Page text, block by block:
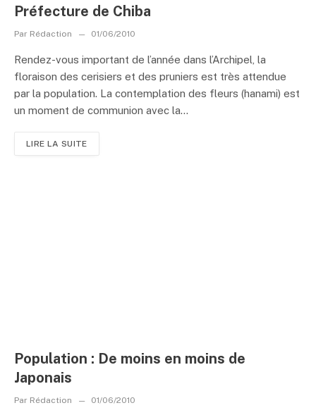
Préfecture de Chiba
Par Rédaction 01/06/2010
Rendez-vous important de l’année dans l’Archipel, la
floraison des cerisiers et des pruniers est très attendue
par la population. La contemplation des fleurs (hanami) est
un moment de communion avec la...
LIRE LA SUITE
Population : De moins en moins de
Japonais
Par Rédaction 01/06/2010